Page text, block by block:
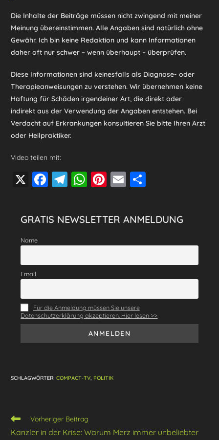
Die Inhalte der Beiträge müssen nicht zwingend mit meiner
Meinung übereinstimmen. Alle Angaben sind natürlich ohne
Gewähr. Ich bin keine Redaktion und kann Informationen
daher oft nur schwer – wenn überhaupt – überprüfen.
Diese Informationen sind keinesfalls als Diagnose- oder
Therapieanweisungen zu verstehen. Wir übernehmen keine
Haftung für Schäden irgendeiner Art, die direkt oder
indirekt aus der Verwendung der Angaben entstehen. Bei
Verdacht auf Erkrankungen konsultieren Sie bitte Ihren Arzt
oder Heilpraktiker.
Video teilen mit:
X
F
c
e
b
T
e
gr
a
W
at
s
A
Pi
er
e
st
E
ai
l
e
n
GRATIS NEWSLETTER ANMELDUNG
Name
Email
Für die Anmeldung müssen Sie unsere
Datenschutzerklärung akzeptieren. Hier lesen >>
SCHLAGWÖRTER:COMPACT-TV POLITIK
Weitere
Artikel
ansehen
Vorheriger Beitrag
Kanzler in der Krise: Warum Merz immer unbeliebter